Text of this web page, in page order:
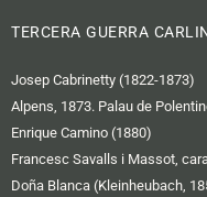
TERCERA GUERRA
Josep Cabrinetty (1822-1873)
Alpens, 1873. Palau de
Enrique Camino (1880)
Francesc Savalls i Massot,
Doña Blanca (Kleinheubach,